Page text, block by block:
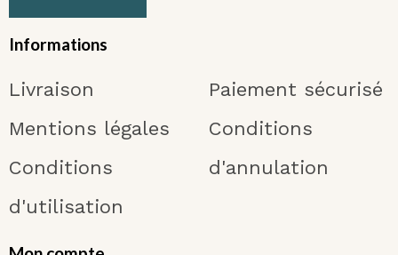
Informations
Livraison
Mentions légales
Conditions
d'utilisation
Paiement sécurisé
Conditions
d'annulation